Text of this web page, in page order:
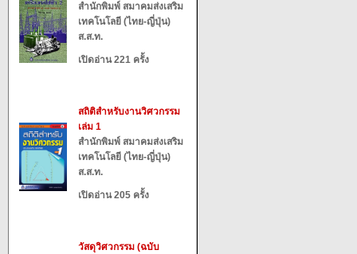
สำนักพิมพ์ สมาคมส่งเสริม
เทคโนโลยี (ไทย-ญี่ปุ่น)
ส.ส.ท.
เปิดอ่าน 221 ครั้ง
สถิติสำหรับงานวิศวกรรม
เล่ม 1
สำนักพิมพ์ สมาคมส่งเสริม
เทคโนโลยี (ไทย-ญี่ปุ่น)
ส.ส.ท.
เปิดอ่าน 205 ครั้ง
วัสดุวิศวกรรม (ฉบับ